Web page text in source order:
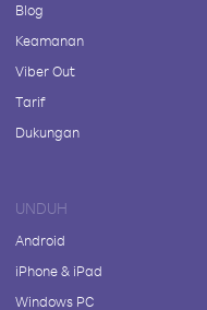
Blog
Keamanan
Viber Out
Tarif
Dukungan
UNDUH
Android
iPhone & iPad
Windows PC